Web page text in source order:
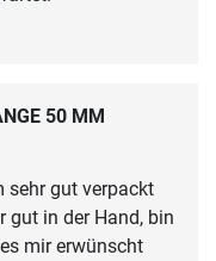
50 MM
sehr gut verpackt
gut in der Hand, bin
mir erwünscht